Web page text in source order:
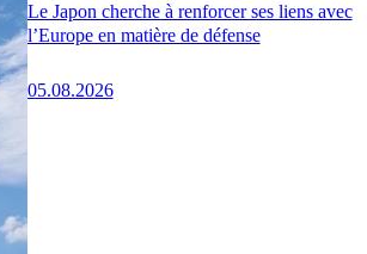
Le Japon cherche à renforcer ses liens avec
l’Europe en matière de défense
05.08.2026